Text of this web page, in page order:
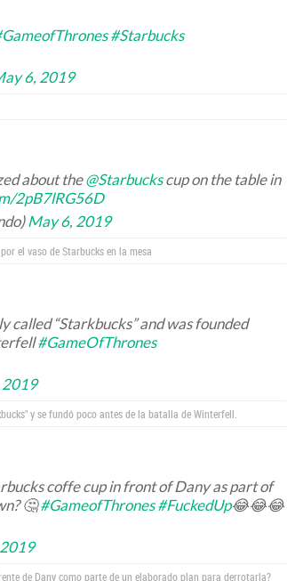
#Starbucks
6, 2019
about the@Starbuckscup on the table in
2pB7lRG56D
May 6, 2019
el vaso de Starbucks en la mesa
called “Starkbucks” and was founded
#GameOfThrones
2019
y se fundó poco antes de la batalla de Winterfell.
coffe cup in front of Dany as part of
🤔#GameofThrones #FuckedUp😂😂😂
de Dany como parte de un elaborado plan para derrotarla?